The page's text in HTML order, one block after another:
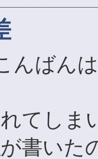
んばん
てしま
書いた